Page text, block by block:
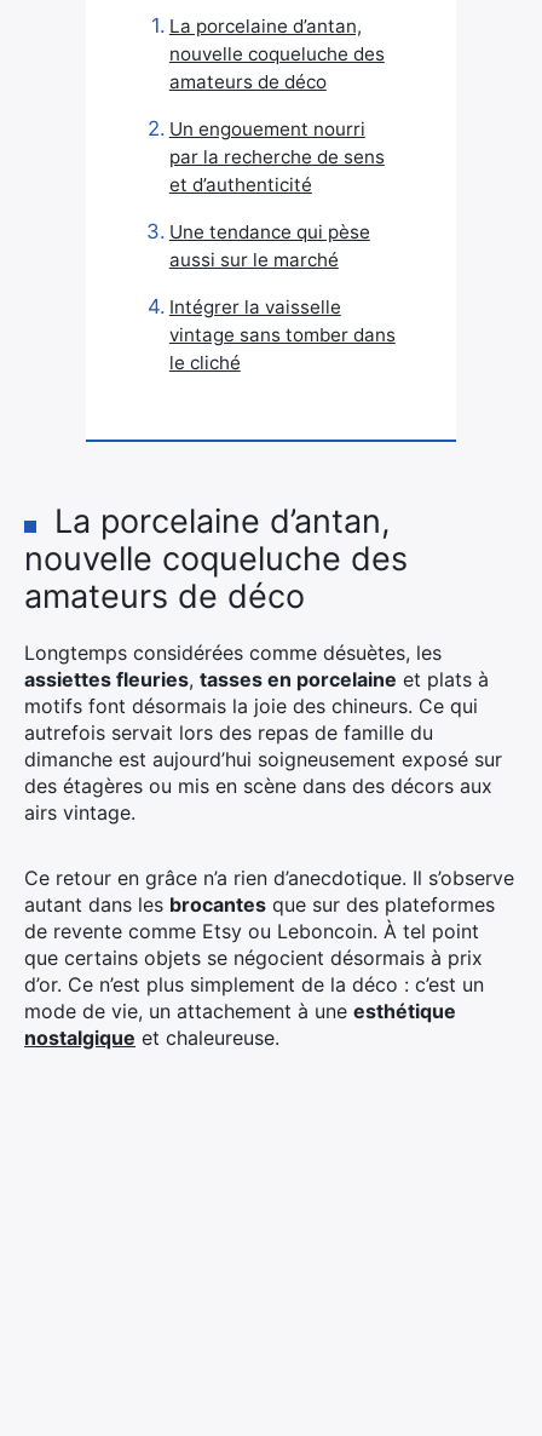
La porcelaine d’antan,
nouvelle coqueluche des
amateurs de déco
Un engouement nourri
par la recherche de sens
et d’authenticité
Une tendance qui pèse
aussi sur le marché
Intégrer la vaisselle
vintage sans tomber dans
le cliché
La porcelaine d’antan,
nouvelle coqueluche des
amateurs de déco
Longtemps considérées comme désuètes, les
assiettes fleuries, tasses en porcelaine et plats à
motifs font désormais la joie des chineurs. Ce qui
autrefois servait lors des repas de famille du
dimanche est aujourd’hui soigneusement exposé sur
des étagères ou mis en scène dans des décors aux
airs vintage.
Ce retour en grâce n’a rien d’anecdotique. Il s’observe
autant dans les brocantes que sur des plateformes
de revente comme Etsy ou Leboncoin. À tel point
que certains objets se négocient désormais à prix
d’or. Ce n’est plus simplement de la déco : c’est un
mode de vie, un attachement à une esthétique
nostalgique et chaleureuse.